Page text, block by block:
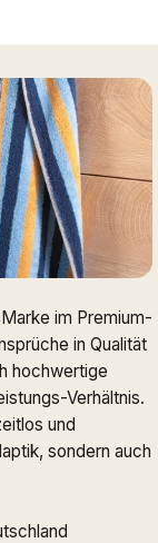
im Premium-
in Qualität
hochwertige
Verhältnis.
und
sondern auch